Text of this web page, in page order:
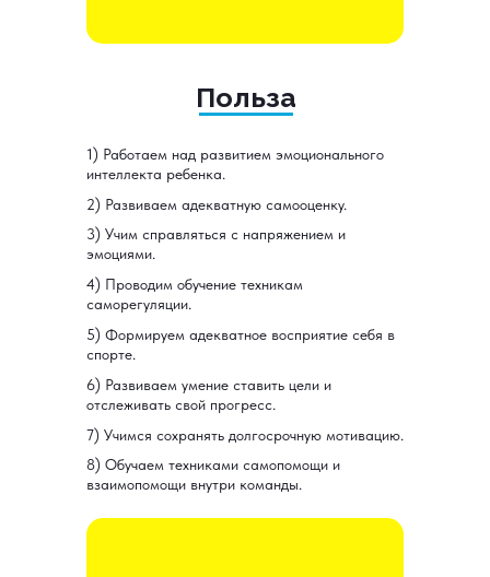
Польза
8) Обучаем техниками самопомощи и
взаимопомощи внутри команды.
7) Учимся сохранять долгосрочную мотивацию.
6) Развиваем умение ставить цели и
отслеживать свой прогресс.
5) Формируем адекватное восприятие себя в
спорте.
4) Проводим обучение техникам
саморегуляции.
3) Учим справляться с напряжением и
эмоциями.
2) Развиваем адекватную самооценку.
1) Работаем над развитием эмоционального
интеллекта ребенка.